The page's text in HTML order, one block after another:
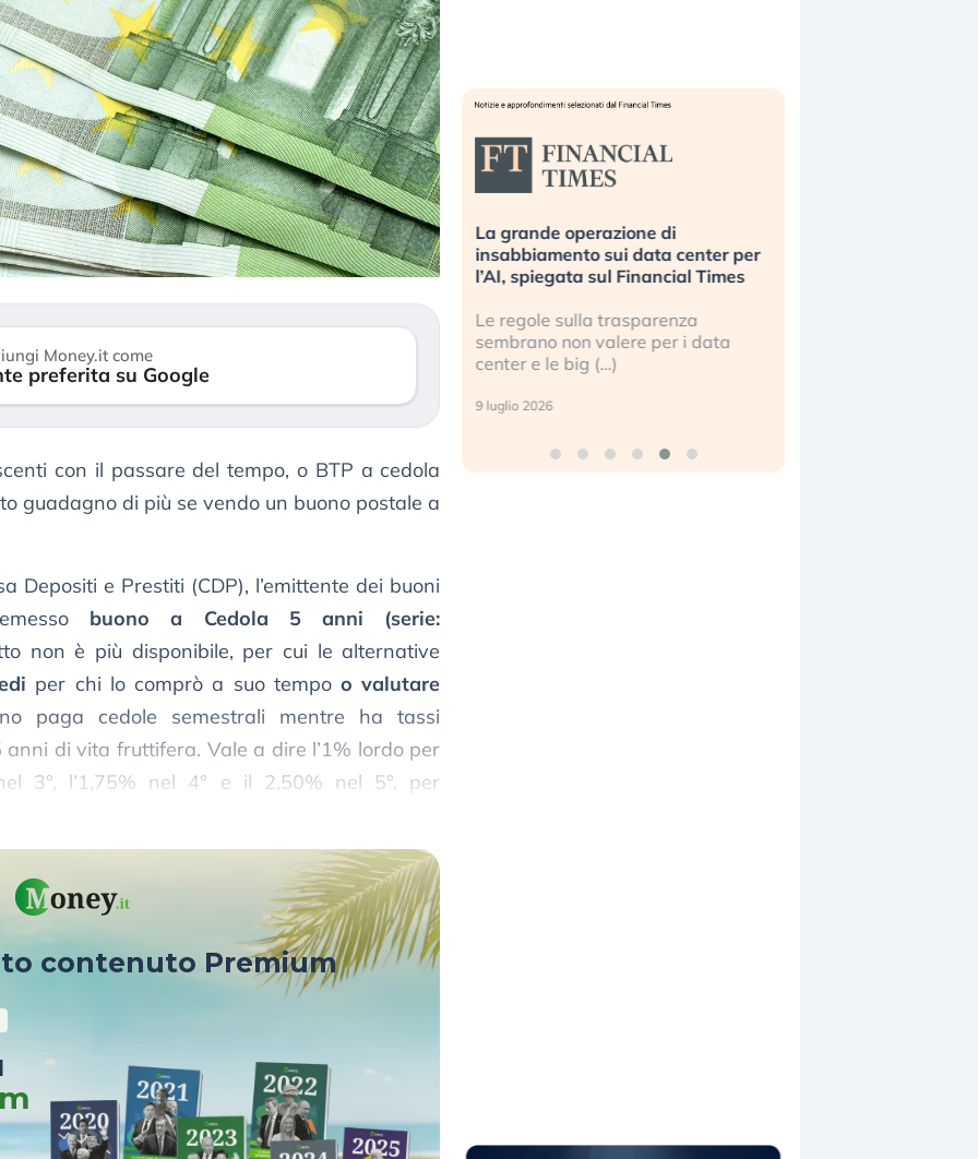
Money.it come
preferita su Google
con il passare del tempo, o BTP a cedola
guadagno di più se vendo un buono postale a
Depositi e Prestiti (CDP), l’emittente dei buoni
buono a Cedola 5 anni (serie:
non è più disponibile, per cui le alternative
per chi lo comprò a suo tempoo valutare
paga cedole semestrali mentre ha tassi
di vita fruttifera. Vale a dire l’1% lordo per
3°, l’1,75% nel 4° e il 2,50% nel 5°, per
contenuto Premium
più
sta
Russia e Cina pronti a spegnere
Starlink. Gli investitori stanno
sottovalutando il rischio?
ignorare il rischio geopolitico: il (…)
17 luglio 2026
La grande operazione di
insabbiamento sui data center per
l’AI, spiegata sul Financial Times
Le regole sulla trasparenza
sembrano non valere per i data
center e le big (…)
9 luglio 2026